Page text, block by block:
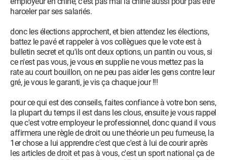
harceler par ses salariés.
donc les élections approchent, et bien attendez les élections,
battez le pavé et rappeler à vos collègues que le vote est à
bulletin secret et qu'ils ont deux options, un pantin ou vous, si
ce n'est pas vous, je vous en supplie ne vous mettez pas la
rate au court bouillon, on ne peu pas aider les gens contre leur
gré, je vous le garanti, je vis ça chaque jour !!!
pour ce qui est des conseils, faites confiance à votre bon sens,
la plupart du temps il est dans les clous, ensuite je vous rappel
que c'est votre employeur le professionnel, donc quand il vous
affirmera une règle de droit ou une théorie un peu fumeuse, la
1er chose a lui apprendre c'est que c'est à lui de courir après
les articles de droit et pas à vous, c'est un sport national ça de